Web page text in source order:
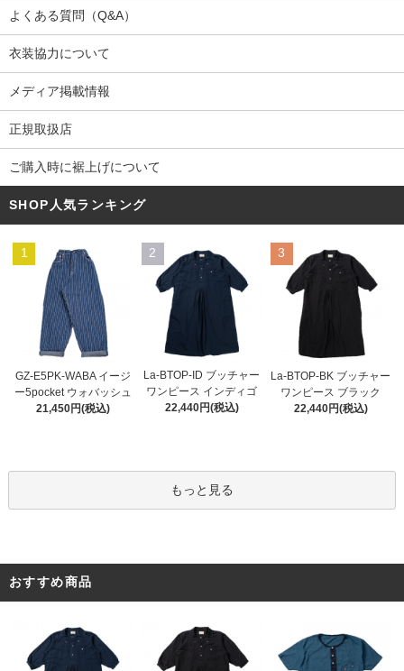
よくある質問（Q&A）
衣装協力について
メディア掲載情報
正規取扱店
ご購入時に裾上げについて
SHOP人気ランキング
1
GZ-E5PK-WABA イージ
ー5pocket ウォバッシュ
21,450円(税込)
2
La-BTOP-ID ブッチャー
ワンピース インディゴ
22,440円(税込)
3
La-BTOP-BK ブッチャー
ワンピース ブラック
22,440円(税込)
もっと見る
おすすめ商品